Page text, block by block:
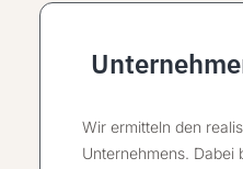
Wir ermitteln den
Unternehmens. Dabei